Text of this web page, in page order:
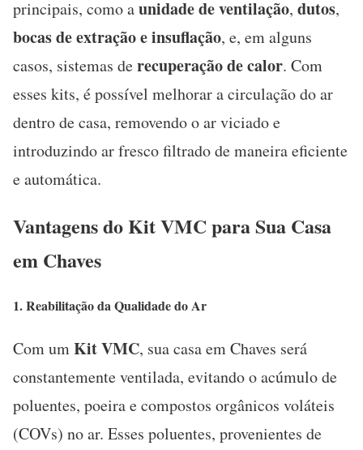
principais, como aunidade de ventilação, dutos,
bocas de extração e insuflação, e, em alguns
casos, sistemas derecuperação de calor. Com
esses kits, é possível melhorar a circulação do ar
dentro de casa, removendo o ar viciado e
introduzindo ar fresco filtrado de maneira eficiente
e automática.
Vantagens do Kit VMC para Sua Casa
em Chaves
1. Reabilitaçãoda Qualidade do Ar
Com umKit VMC, sua casa em Chaves será
constantemente ventilada, evitando o acúmulo de
poluentes, poeira e compostos orgânicos voláteis
(COVs) no ar. Esses poluentes, provenientes de